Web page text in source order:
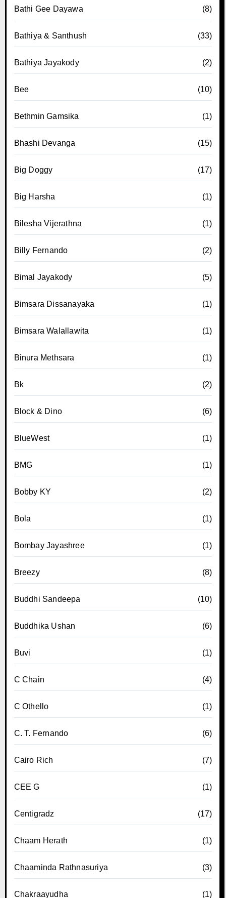
Bathi Gee Dayawa (8)
Bathiya & Santhush (33)
Bathiya Jayakody (2)
Bee (10)
Bethmin Gamsika (1)
Bhashi Devanga (15)
Big Doggy (17)
Big Harsha (1)
Bilesha Vijerathna (1)
Billy Fernando (2)
Bimal Jayakody (5)
Bimsara Dissanayaka (1)
Bimsara Walallawita (1)
Binura Methsara (1)
Bk (2)
Block & Dino (6)
BlueWest (1)
BMG (1)
Bobby KY (2)
Bola (1)
Bombay Jayashree (1)
Breezy (8)
Buddhi Sandeepa (10)
Buddhika Ushan (6)
Buvi (1)
C Chain (4)
C Othello (1)
C. T. Fernando (6)
Cairo Rich (7)
CEE G (1)
Centigradz (17)
Chaam Herath (1)
Chaaminda Rathnasuriya (3)
Chakraayudha (1)